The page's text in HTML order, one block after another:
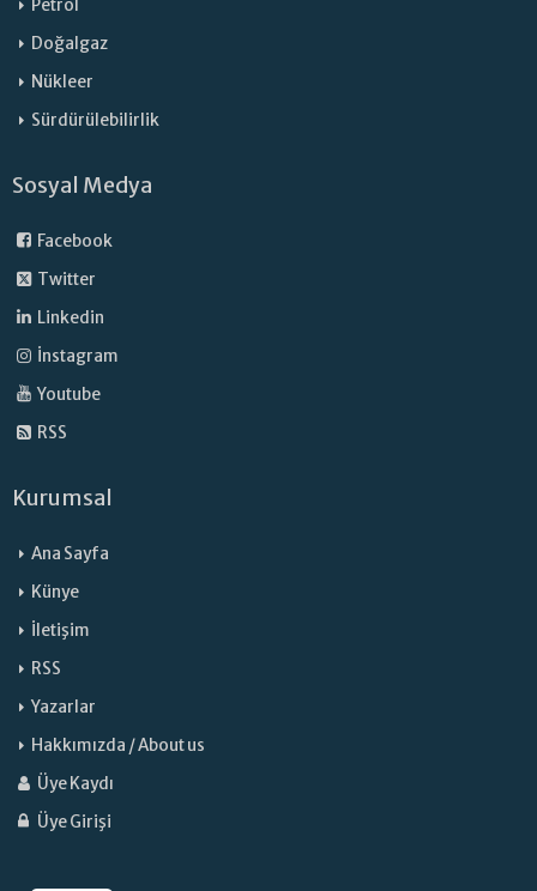
Petrol
Doğalgaz
Nükleer
Sürdürülebilirlik
Sosyal Medya
Facebook
Twitter
Linkedin
İnstagram
Youtube
RSS
Kurumsal
Ana Sayfa
Künye
İletişim
RSS
Yazarlar
Hakkımızda / About us
Üye Kaydı
Üye Girişi